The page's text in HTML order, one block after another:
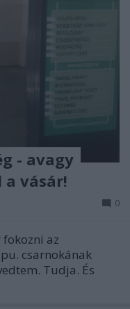
- avagy
vásár!
0
az
csarnokának
Tudja. És